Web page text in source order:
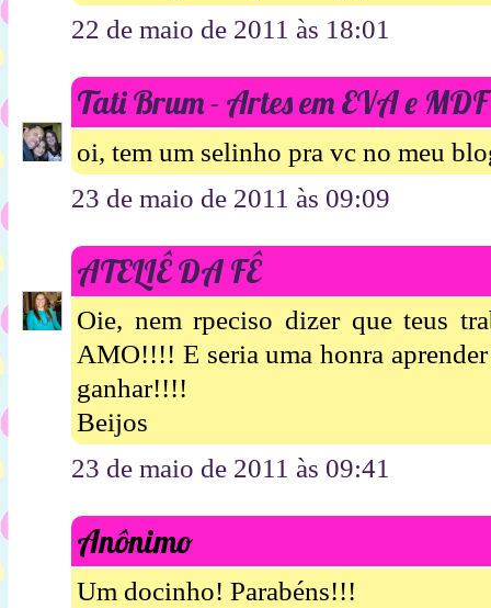
22 de maio de 2011 às 18:01
Tati Brum - Artes em EVA e MDF
oi, tem um selinho pra vc no meu
23 de maio de 2011 às 09:09
ATELIÊ DA FÊ
Oie, nem rpeciso dizer que teus
AMO!!!! E seria uma honra
ganhar!!!!
Beijos
23 de maio de 2011 às 09:41
Anônimo
Um docinho! Parabéns!!!